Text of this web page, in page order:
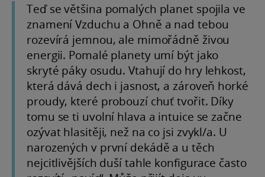
Teď se většina pomalých planet spojila ve
znamení Vzduchu a Ohně a nad tebou
rozevírá jemnou, ale mimořádně živou
energii. Pomalé planety umí být jako
skryté páky osudu. Vtahují do hry lehkost,
která dává dech i jasnost, a zároveň horké
proudy, které probouzí chuť tvořit. Díky
tomu se ti uvolní hlava a intuice se začne
ozývat hlasitěji, než na co jsi zvykl/a. U
narozených v první dekádě a u těch
nejcitlivějších duší tahle konfigurace často